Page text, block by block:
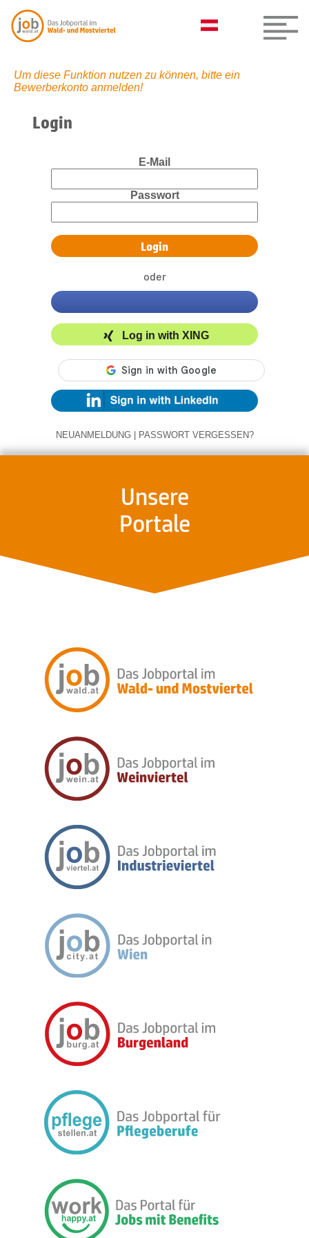
Um diese Funktion nutzen zu können, bitte ein
Bewerberkonto anmelden!
Login
E-Mail
Passwort
oder
Log in with XING
NEUANMELDUNG | PASSWORT VERGESSEN?
Unsere
Portale